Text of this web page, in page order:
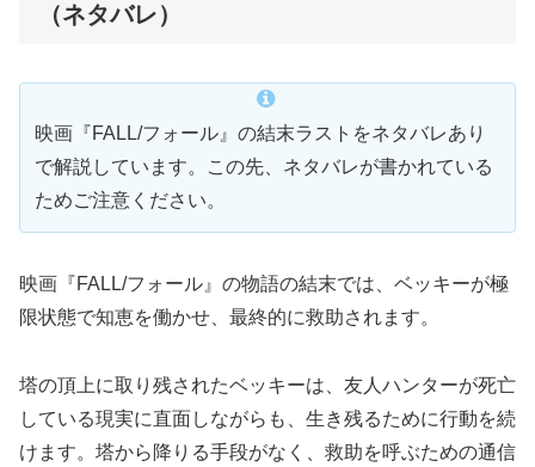
（ネタバレ）
映画『FALL/フォール』の結末ラストをネタバレあり
で解説しています。この先、ネタバレが書かれている
ためご注意ください。
映画『FALL/フォール』の物語の結末では、ベッキーが極
限状態で知恵を働かせ、最終的に救助されます。
塔の頂上に取り残されたベッキーは、友人ハンターが死亡
している現実に直面しながらも、生き残るために行動を続
けます。塔から降りる手段がなく、救助を呼ぶための通信